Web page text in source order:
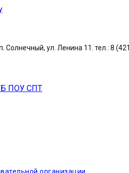
Солнечный, ул. Ленина 11. тел.: 8